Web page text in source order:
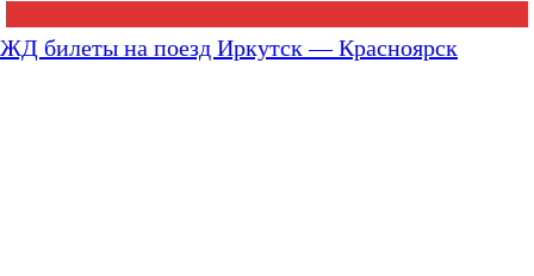
ЖД билеты на поезд Иркутск — Красноярск